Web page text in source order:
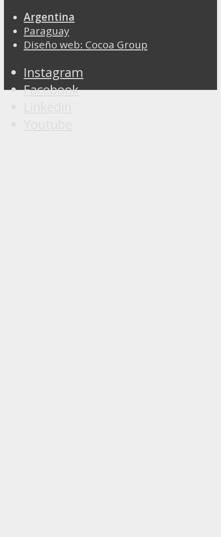
Argentina
Paraguay
Diseño web: Cocoa Group
Instagram
Facebook